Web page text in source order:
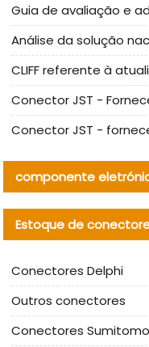
componente
Estoque de
Conectores Delphi
Outros conectores
Conectores Sumitomo